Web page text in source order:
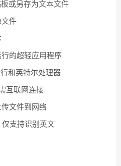
或另存为文本文件
文件
的超轻应用程序
和英特尔处理器
互联网连接
文件到网络
仅支持识别英文